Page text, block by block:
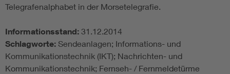
Telegrafenalphabet in der Morsetelegrafie.
Informationsstand: 31.12.2014
Schlagworte: Sendeanlagen; Informations- und
Kommunikationstechnik (IKT); Nachrichten- und
Kommunikationstechnik; Fernseh- / Fernmeldetürme